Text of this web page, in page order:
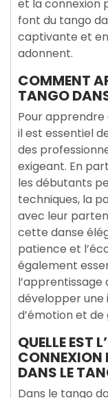
et la connexion
font du tango
captivante et
adonnent.
COMMENT
TANGO
Pour apprendre
il est essentiel
des
exigeant. En
les débutants
techniques, la
avec leur
cette danse
patience et
également
l’apprentissage
développer
d’émotion et de
QUELLE EST
CONNEXION
DANS LE
Dans le tango